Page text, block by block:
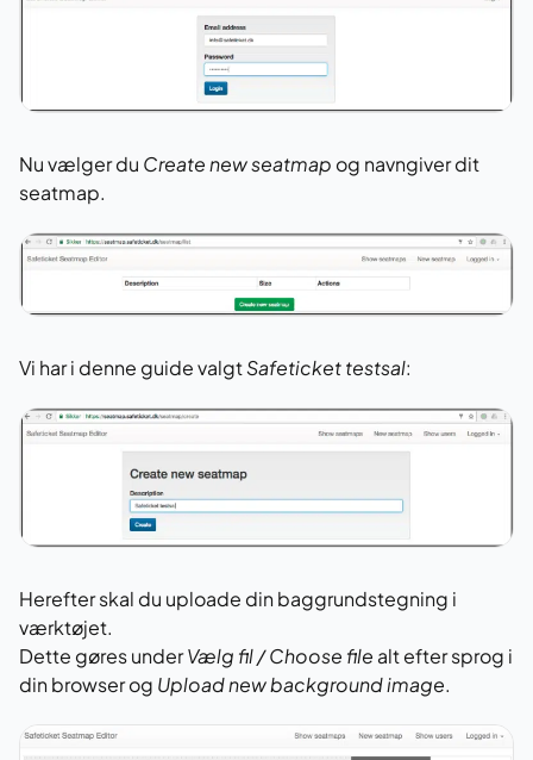
Nu vælger du Create new seatmap og navngiver dit
seatmap.
Vi har i denne guide valgtSafeticket testsal:
Herefter skal du uploade din baggrundstegning i
værktøjet.
Dette gøres underVælg fil / Choose file alt efter sprog i
din browser og Upload new background image.